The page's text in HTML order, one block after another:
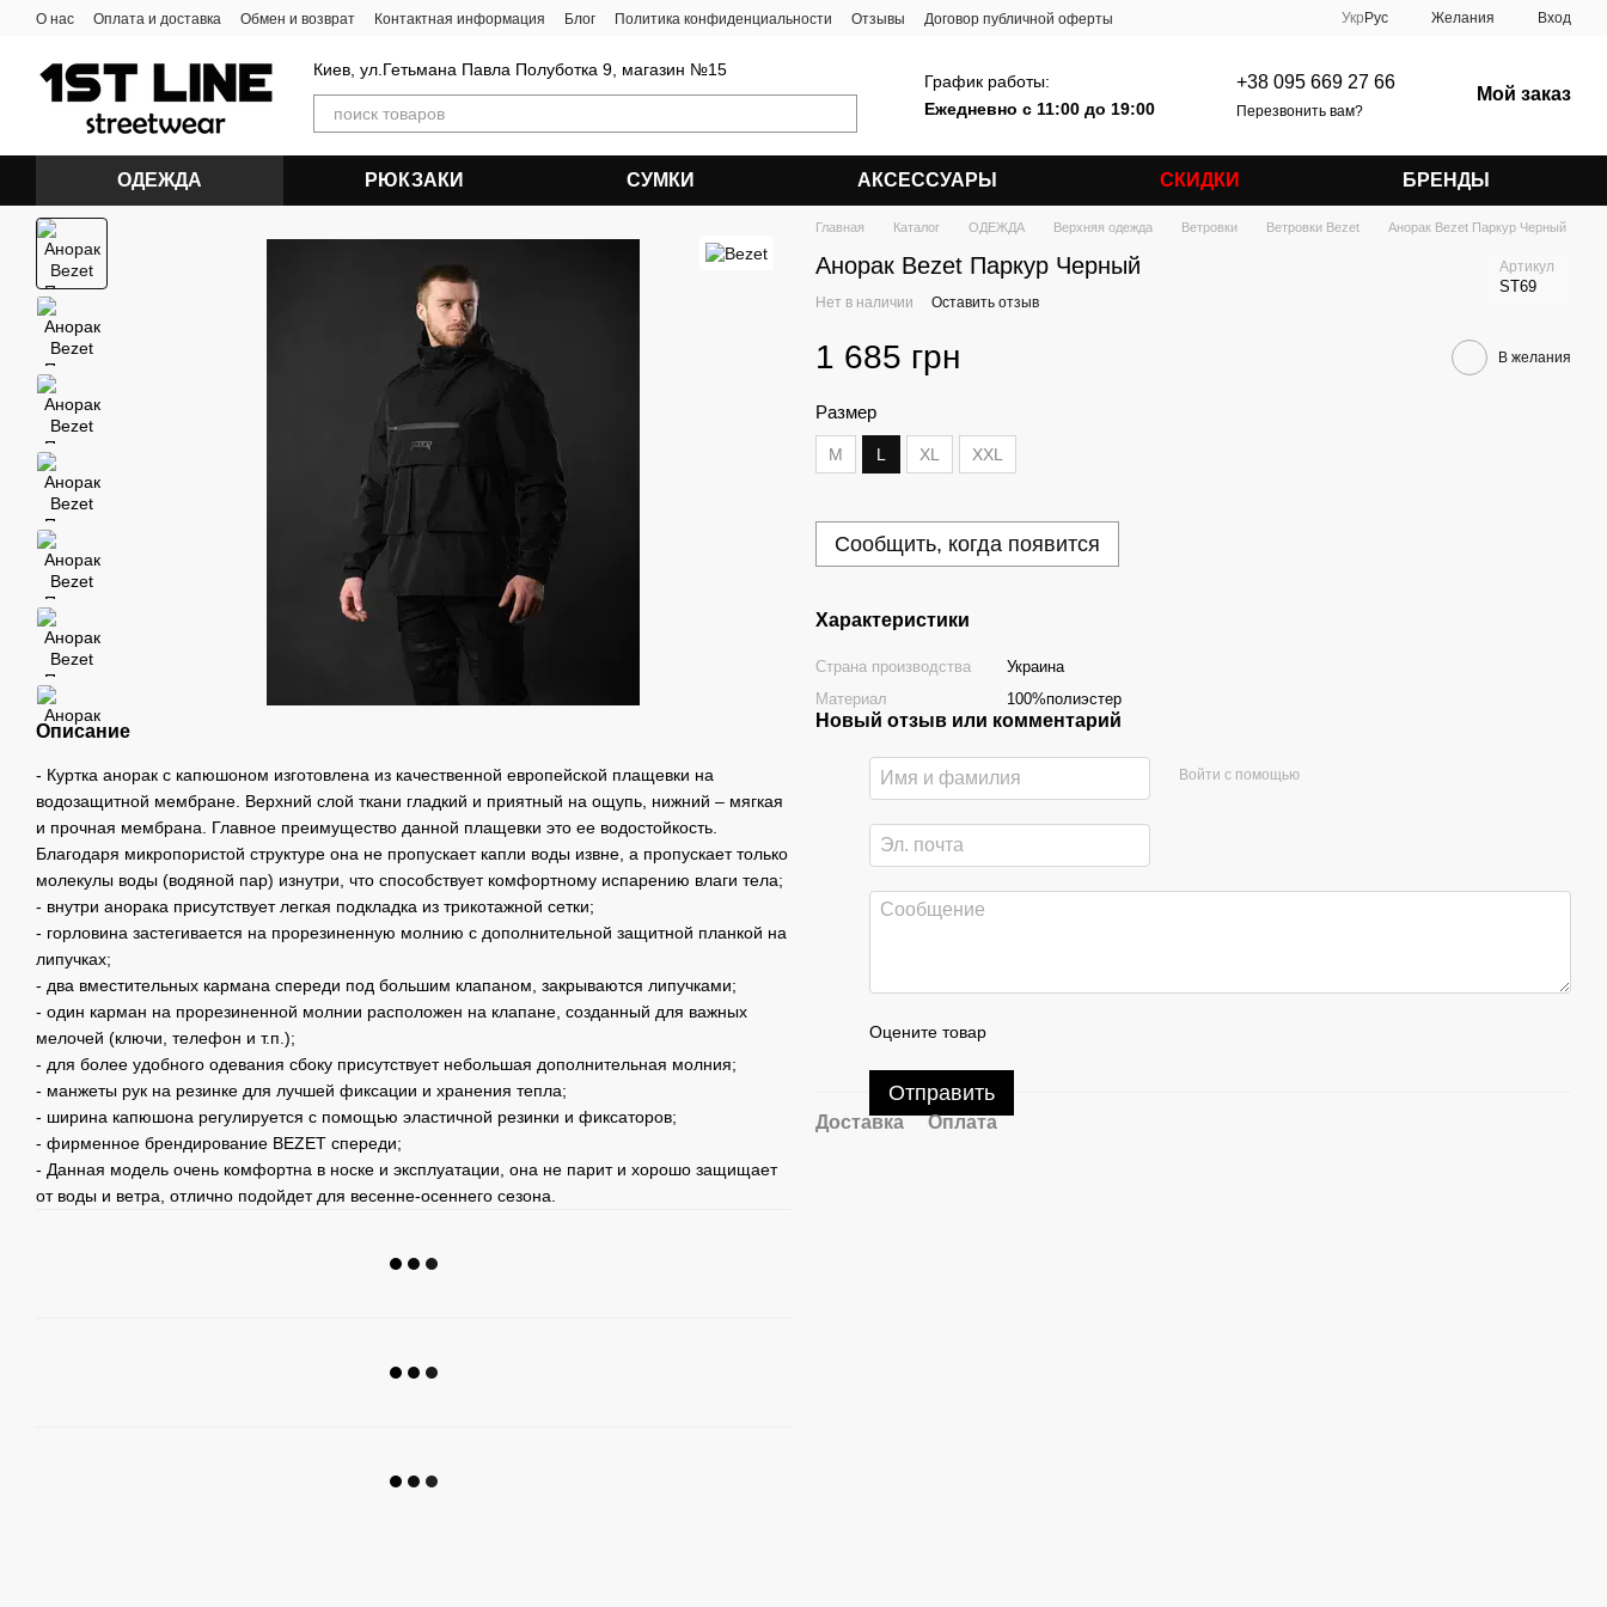
Перейти к основному контенту
О нас Оплата и доставка Обмен и возврат Контактная информация Блог Политика конфиденциальности Отзывы Договор публичной оферты Укр Рус Желания Вход
Киев, ул.Гетьмана Павла Полуботка 9, магазин №15
График работы:
Ежедневно с 11:00 до 19:00
+38 095 669 27 66
Перезвонить вам?
Мой заказ
ОДЕЖДА РЮКЗАКИ СУМКИ АКСЕССУАРЫ СКИДКИ БРЕНДЫ
Описание
- Куртка анорак с капюшоном изготовлена ​​из качественной европейской плащевки на
водозащитной мембране. Верхний слой ткани гладкий и приятный на ощупь, нижний – мягкая
и прочная мембрана. Главное преимущество данной плащевки это ее водостойкость.
Благодаря микропористой структуре она не пропускает капли воды извне, а пропускает только
молекулы воды (водяной пар) изнутри, что способствует комфортному испарению влаги тела;
- внутри анорака присутствует легкая подкладка из трикотажной сетки;
- горловина застегивается на прорезиненную молнию с дополнительной защитной планкой на
липучках;
- два вместительных кармана спереди под большим клапаном, закрываются липучками;
- один карман на прорезиненной молнии расположен на клапане, созданный для важных
мелочей (ключи, телефон и т.п.);
- для более удобного одевания сбоку присутствует небольшая дополнительная молния;
- манжеты рук на резинке для лучшей фиксации и хранения тепла;
- ширина капюшона регулируется с помощью эластичной резинки и фиксаторов;
- фирменное брендирование BEZET спереди;
- Данная модель очень комфортна в носке и эксплуатации, она не парит и хорошо защищает
от воды и ветра, отлично подойдет для весенне-осеннего сезона.
Главная Каталог ОДЕЖДА Верхняя одежда Ветровки Ветровки Bezet Анорак Bezet Паркур Черный
Анорак Bezet Паркур Черный Артикул
ST69
Нет в наличии Оставить отзыв
1 685 грн В желания
Размер
M L XL XXL
Сообщить, когда появится
Характеристики
Страна производства
Украина
Материал
100%полиэстер
Новый отзыв или комментарий
Войти с помощью
Оцените товар
Отправить
Доставка Оплата